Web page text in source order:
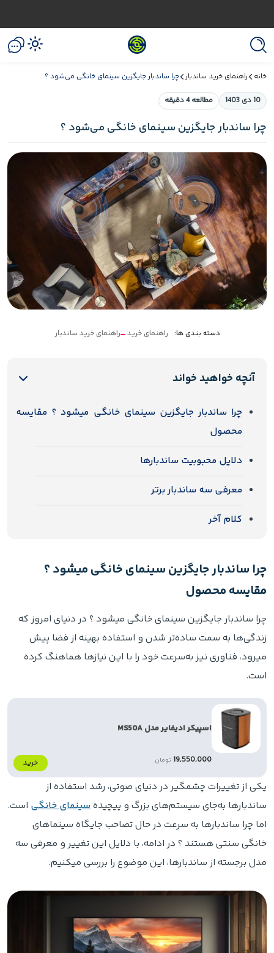
خانه راهنمای خرید ساندبار چرا ساندبار جایگزین سینمای خانگی می‌شود ؟
10 دی 1403 مطالعه 4 دقیقه
چرا ساندبار جایگزین سینمای خانگی می‌شود ؟
دسته بندی ها: راهنمای خرید راهنمای خرید ساندبار
آنچه خواهید خواند
چرا ساندبار جایگزین سینمای خانگی میشود ؟ مقایسه
محصول
دلایل محبوبیت ساندبارها
معرفی سه ساندبار برتر
کلام آخر
چرا ساندبار جایگزین سینمای خانگی میشود ؟
مقایسه محصول
چرا ساندبار جایگزین سینمای خانگی میشود ؟ در دنیای امروز که
زندگی‌ها به سمت ساده‌تر شدن و استفاده بهینه از فضا پیش
میرود، فناوری نیز به‌سرعت خود را با این نیازها هماهنگ کرده
است.
اسپیکر ادیفایر مدل MS50A
19,550,000 تومان خرید
یکی از تغییرات چشمگیر در دنیای صوتی، رشد استفاده از
ساندبارها به‌جای سیستم‌های بزرگ و پیچیدهسینمای خانگی است.
اما چرا ساندبارها به سرعت در حال تصاحب جایگاه سینماهای
خانگی سنتی هستند ؟ در ادامه، با دلایل این تغییر و معرفی سه
مدل برجسته از ساندبارها، این موضوع را بررسی میکنیم.